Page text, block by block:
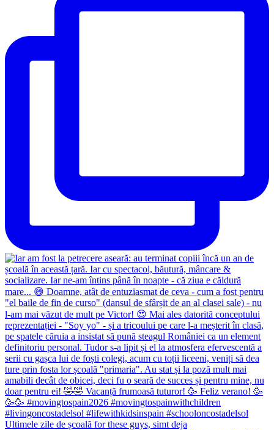
Ultimele zile de școală for these guys, simt deja